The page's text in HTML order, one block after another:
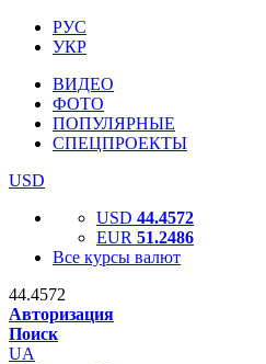
РУС
УКР
ВИДЕО
ФОТО
ПОПУЛЯРНЫЕ
СПЕЦПРОЕКТЫ
USD
USD 44.4572
EUR 51.2486
Все курсы валют
44.4572
Авторизация
Поиск
UA